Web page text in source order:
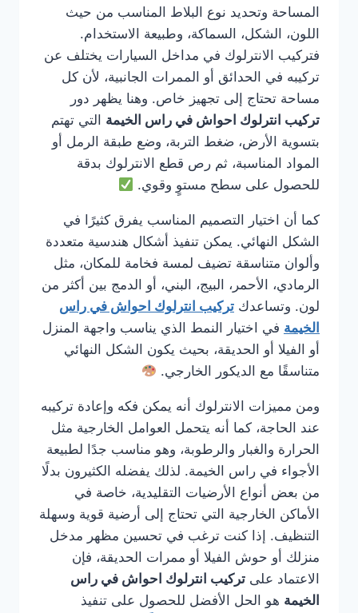
المساحة وتحديد نوع البلاط المناسب من حيث
اللون، الشكل، السماكة، وطبيعة الاستخدام.
فتركيب الانترلوك في مداخل السيارات يختلف عن
تركيبه في الحدائق أو الممرات الجانبية، لأن كل
مساحة تحتاج إلى تجهيز خاص. وهنا يظهر دور
تركيب انترلوك احواش في راس الخيمة التي تهتم
بتسوية الأرض، ضغط التربة، وضع طبقة الرمل أو
المواد المناسبة، ثم رص قطع الانترلوك بدقة
للحصول على سطح مستوٍ وقوي.
كما أن اختيار التصميم المناسب يفرق كثيرًا في
الشكل النهائي. يمكن تنفيذ أشكال هندسية متعددة
وألوان متناسقة تضيف لمسة فخامة للمكان، مثل
الرمادي، الأحمر، البيج، البني، أو الدمج بين أكثر من
لون. وتساعدك تركيب انترلوك احواش في راس
الخيمة في اختيار النمط الذي يناسب واجهة المنزل
أو الفيلا أو الحديقة، بحيث يكون الشكل النهائي
متناسقًا مع الديكور الخارجي.
ومن مميزات الانترلوك أنه يمكن فكه وإعادة تركيبه
عند الحاجة، كما أنه يتحمل العوامل الخارجية مثل
الحرارة والغبار والرطوبة، وهو مناسب جدًا لطبيعة
الأجواء في راس الخيمة. لذلك يفضله الكثيرون بدلًا
من بعض أنواع الأرضيات التقليدية، خاصة في
الأماكن الخارجية التي تحتاج إلى أرضية قوية وسهلة
التنظيف. إذا كنت ترغب في تحسين مظهر مدخل
منزلك أو حوش الفيلا أو ممرات الحديقة، فإن
الاعتماد على تركيب انترلوك احواش في راس
الخيمة هو الحل الأفضل للحصول على تنفيذ